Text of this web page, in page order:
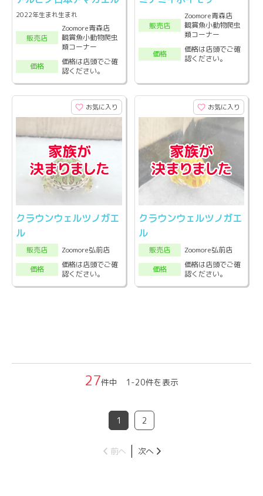
2022年生まれ生まれ
販売店
Zoomore青森店
観賞魚小動物爬虫
類コーナー
価格
価格は店頭でご確
認ください。
販売店
Zoomore青森店
観賞魚小動物爬虫
類コーナー
価格
価格は店頭でご確
認ください。
お気に入り
クラウンウェルツノガエ
ル
販売店
Zoomore弘前店
価格
価格は店頭でご確
認ください。
お気に入り
クラウンウェルツノガエ
ル
販売店
Zoomore弘前店
価格
価格は店頭でご確
認ください。
27件中 1-20件を表示
1 2
前へ 次へ